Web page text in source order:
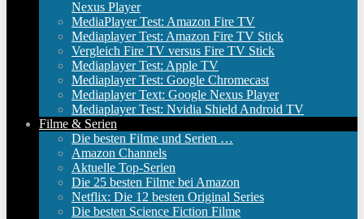
Nexus Player
MediaPlayer Test: Amazon Fire TV
Mediaplayer Test: Amazon Fire TV Stick
Vergleich Fire TV versus Fire TV Stick
Mediaplayer Test: Apple TV
Mediaplayer Test: Google Chromecast
Mediaplayer Text: Google Nexus Player
Mediaplayer Test: Nvidia Shield Android TV
Filme & Serien
Die besten Filme und Serien …
Amazon Channels
Aktuelle Top-Serien
Die 25 besten Filme bei Amazon
Netflix: Die 12 besten Original Series
Die besten Science Fiction Filme